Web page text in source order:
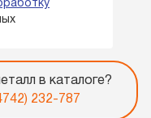
в каталоге?
232-787